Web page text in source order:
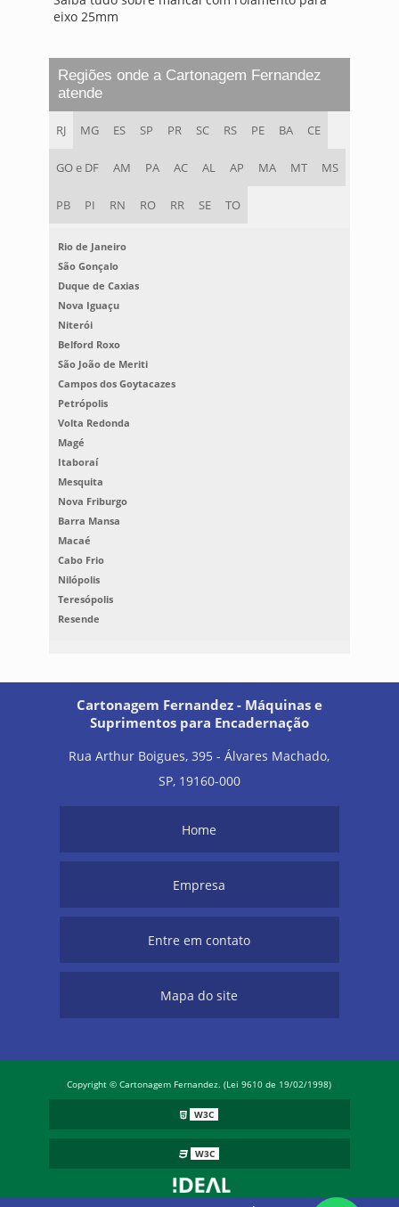
eixo 25mm
Regiões onde a Cartonagem Fernandez
atende
RJ MG ES SP PR SC RS PE BA CE
GO e DF AM PA AC AL AP MA MT MS
PB PI RN RO RR SE TO
Rio de Janeiro
São Gonçalo
Duque de Caxias
Nova Iguaçu
Niterói
Belford Roxo
São João de Meriti
Campos dos Goytacazes
Petrópolis
Volta Redonda
Magé
Itaboraí
Mesquita
Nova Friburgo
Barra Mansa
Macaé
Cabo Frio
Nilópolis
Teresópolis
Resende
Cartonagem Fernandez - Máquinas e
Suprimentos para Encadernação
Rua Arthur Boigues, 395 - Álvares Machado,
SP, 19160-000
Home
Empresa
Entre em contato
Mapa do site
Copyright © Cartonagem Fernandez. (Lei 9610 de 19/02/1998)
W3C
W3C